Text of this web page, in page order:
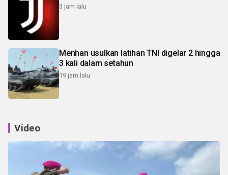
3 jam lalu
Menhan usulkan latihan TNI digelar 2 hingga
3 kali dalam setahun
19 jam lalu
Video